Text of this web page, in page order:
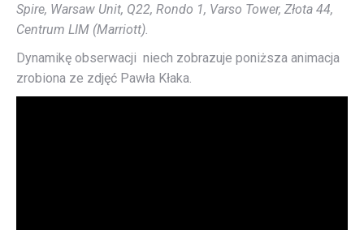
Spire, Warsaw Unit, Q22, Rondo 1, Varso Tower, Złota 44,
Centrum LIM (Marriott).
Dynamikę obserwacji niech zobrazuje poniższa animacja
zrobiona ze zdjęć Pawła Kłaka.